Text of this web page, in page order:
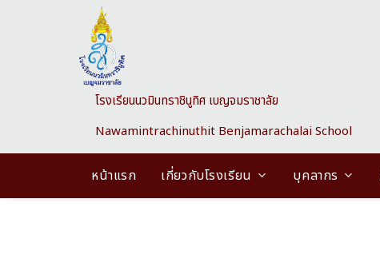
Skip to main content
โรงเรียนนวมินทราชินูทิศ เบญจมราชาลัย
Nawamintrachinuthit Benjamarachalai School
หน้าแรก เกี่ยวกับโรงเรียน บุคลากร